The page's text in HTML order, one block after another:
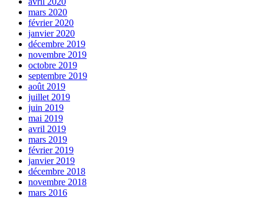
mars 2020
février 2020
janvier 2020
décembre 2019
novembre 2019
octobre 2019
septembre 2019
août 2019
juillet 2019
juin 2019
mai 2019
avril 2019
mars 2019
février 2019
janvier 2019
décembre 2018
novembre 2018
mars 2016